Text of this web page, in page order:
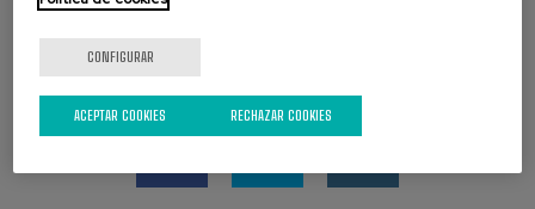
CONFIGURAR
RECHAZAR COOKIES
ACEPTAR COOKIES